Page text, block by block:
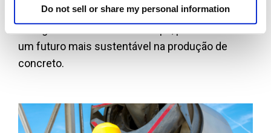
Do not sell or share my personal information
Com aprendizado contínuo, a precisão da
um futuro mais sustentável na produção de
concreto.